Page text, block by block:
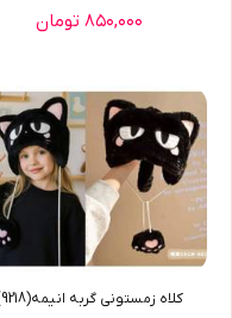
۸۵۰,۰۰۰ تومان
کلاه زمستونی گربه انیمه(9218)